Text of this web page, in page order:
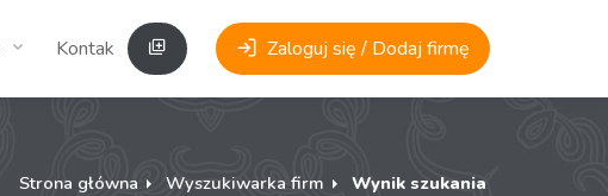
Kontakt Zaloguj się / Dodaj firmę
Strona główna Wyszukiwarka firm Wynik szukania